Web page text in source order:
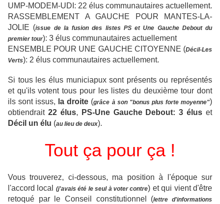
UMP-MODEM-UDI: 22 élus communautaires actuellement.
RASSEMBLEMENT A GAUCHE POUR MANTES-LA-
JOLIE (issue de la fusion des listes PS et Une Gauche Debout du
premier tour): 3 élus communautaires actuellement
ENSEMBLE POUR UNE GAUCHE CITOYENNE (Décil-Les
Verts): 2 élus communautaires actuellement.
Si tous les élus municiapux sont présents ou représentés
et qu'ils votent tous pour les listes du deuxième tour dont
ils sont issus, la droite (grâce à son "bonus plus forte moyenne")
obtiendrait 22 élus, PS-Une Gauche Debout: 3 élus et
Décil un élu (au lieu de deux).
Tout ça pour ça !
Vous trouverez, ci-dessous, ma position à l'époque sur
l'accord local
(j'avais été le seul à voter contre) et qui vient d'être
retoqué par le Conseil constitutionnel (lettre d'informations